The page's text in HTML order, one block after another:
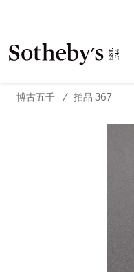
博古五千 / 拍品 367